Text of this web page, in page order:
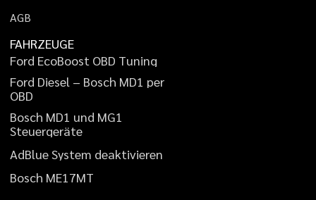
AGB
FAHRZEUGE
Ford EcoBoost OBD Tuning
Ford Diesel – Bosch MD1 per
OBD
Bosch MD1 und MG1
Steuergeräte
AdBlueSystem deaktivieren
Bosch ME17MT